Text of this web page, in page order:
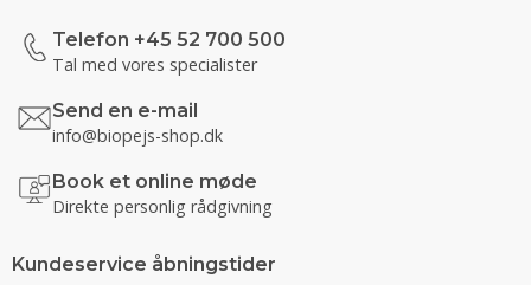
Telefon +45 52 700 500
Tal med vores specialister
Send en e-mail
info@biopejs-shop.dk
Book et online møde
Direkte personlig rådgivning
Kundeservice åbningstider